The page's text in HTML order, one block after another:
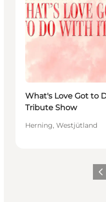
What's Love Got to
Tribute Show
Herning, Westjütland